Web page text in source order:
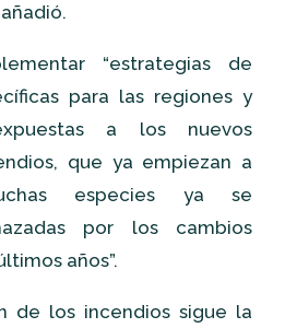
“estrategias de
para las regiones y
a los nuevos
que ya empiezan a
especies ya se
por los cambios
años”.
de los incendios sigue la